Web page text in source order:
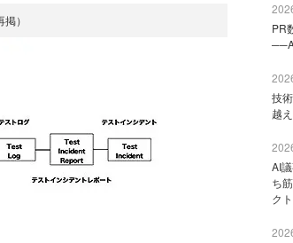
）
PR
技
越
AI
ち
ク